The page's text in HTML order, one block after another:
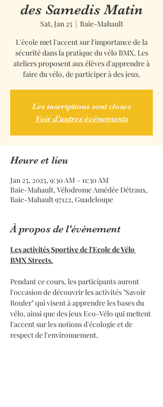
des Samedis Matin
Sat, Jan 25
  |
Baie-Mahault
L'école met l'accent sur l'importance de la
sécurité dans la pratique du vélo BMX. Les
ateliers proposent aux élèves d'apprendre à
faire du vélo, de participer à des jeux.
Les inscriptions sont closes
Voir d'autres événements
Heure et lieu
Jan 25, 2025, 9:30 AM – 11:30 AM
Baie-Mahault, Vélodrome Amédée Détraux,
Baie-Mahault 97122, Guadeloupe
À propos de l'événement
Les activités Sportive de l'Ecole de Vélo
BMX Streets.
Pendant ce cours, les participants auront
l'occasion de découvrir les activités "Savoir
Rouler" qui visent à apprendre les bases du
vélo, ainsi que des jeux Eco-Vélo qui mettent
l'accent sur les notions d'écologie et de
respect de l'environnement.